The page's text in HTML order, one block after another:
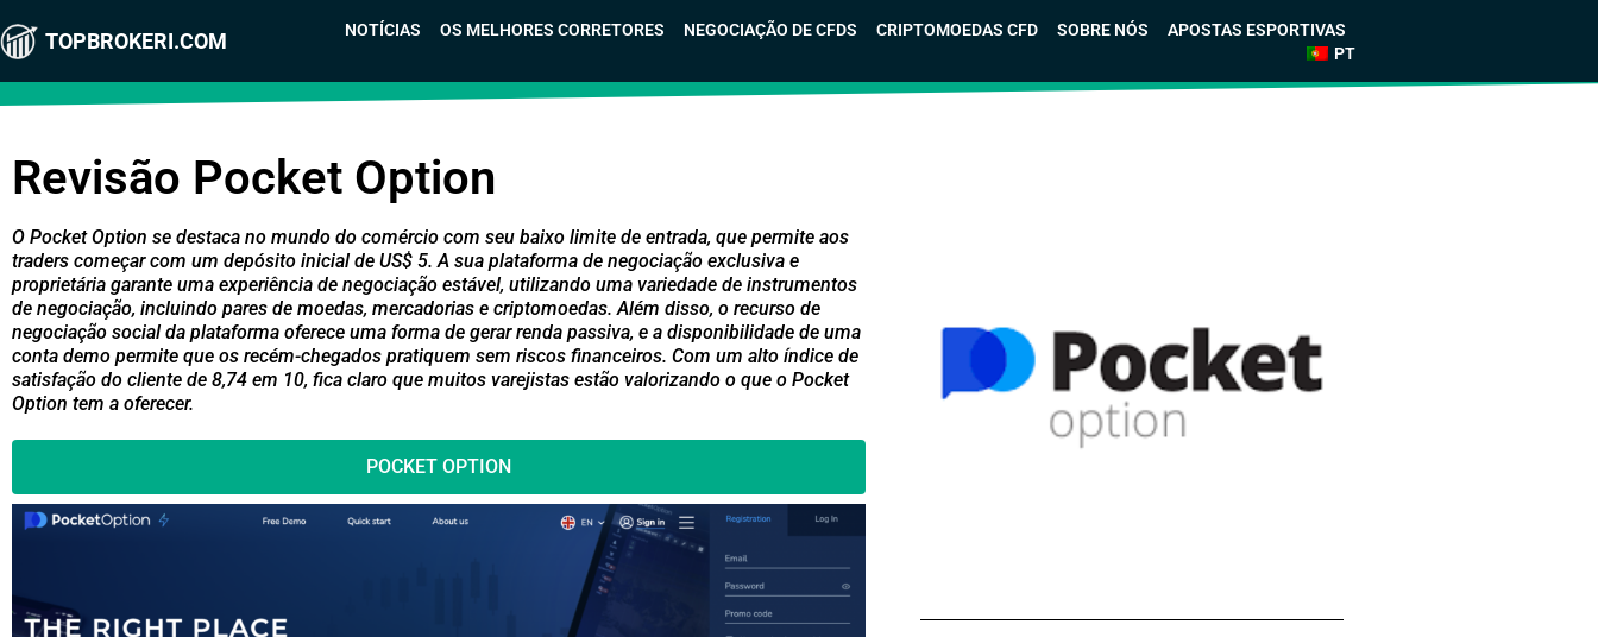
TOPBROKERI.COM NOTÍCIAS OS MELHORES CORRETORES NEGOCIAÇÃO DE CFDS CRIPTOMOEDAS CFD SOBRE NÓS
APOSTAS ESPORTIVAS
PT
Revisão Pocket Option
O Pocket Option se destaca no mundo do comércio com seu baixo limite de entrada, que permite aos
traders começar com um depósito inicial de US$ 5. A sua plataforma de negociação exclusiva e
proprietária garante uma experiência de negociação estável, utilizando uma variedade de instrumentos
de negociação, incluindo pares de moedas, mercadorias e criptomoedas. Além disso, o recurso de
negociação social da plataforma oferece uma forma de gerar renda passiva, e a disponibilidade de uma
conta demo permite que os recém-chegados pratiquem sem riscos financeiros. Com um alto índice de
satisfação do cliente de 8,74 em 10, fica claro que muitos varejistas estão valorizando o que o Pocket
Option tem a oferecer.
POCKET OPTION